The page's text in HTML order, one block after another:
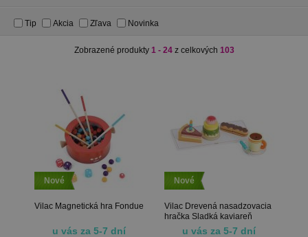
Tip Akcia Zľava Novinka
Zobrazené produkty 1 - 24z celkových 103
Nové
Vilac Magnetická hra Fondue
u vás za 5-7 dní
Nové
Vilac Drevená nasadzovacia
hračka Sladká kaviareň
u vás za 5-7 dní